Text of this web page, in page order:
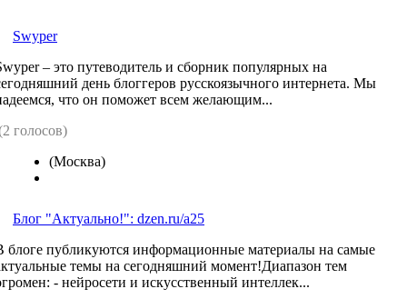
Swyper
– это путеводитель и сборник популярных на
день блоггеров русскоязычного интернета. Мы
что он поможет всем желающим...
голосов)
(Москва)
Блог "Актуально!": dzen.ru/a25
блоге публикуются информационные материалы на самые
темы на сегодняшний момент!Диапазон тем
- нейросети и искусственный интеллек...